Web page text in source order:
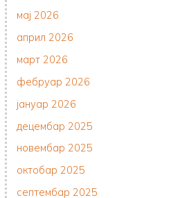
мај 2026
април 2026
март 2026
фебруар 2026
јануар 2026
децембар 2025
новембар 2025
октобар 2025
септембар 2025